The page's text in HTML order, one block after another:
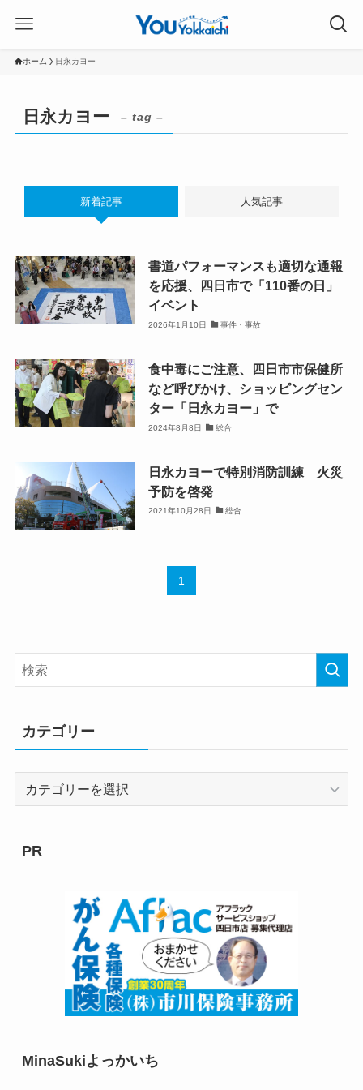
ホーム 日永カヨー
日永カヨー – tag –
新着記事 人気記事
書道パフォーマンスも適切な通報
を応援、四日市で「110番の日」
イベント
2026年1月10日 事件・事故
食中毒にご注意、四日市市保健所
など呼びかけ、ショッピングセン
ター「日永カヨー」で
2024年8月8日 総合
日永カヨーで特別消防訓練 火災
予防を啓発
2021年10月28日 総合
1
カテゴリー
PR
MinaSukiよっかいち